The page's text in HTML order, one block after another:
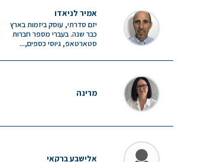
אמיר לניאדו
יזם סדרתי, עוסק ביזמות בארץ
כבר שנה. בעברי מספר חברות
סטארטאפ, גיוסי כספים,...
מרינה
אלישבע ברקאי